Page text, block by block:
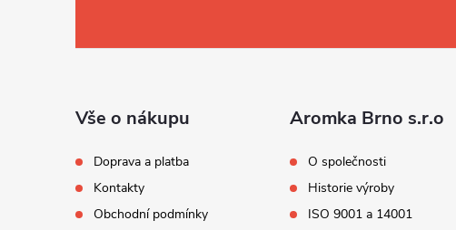
Vše o nákupu
Doprava a platba
Kontakty
Obchodní podmínky
Aromka Brno s.r.o
O společnosti
Historie výroby
ISO 9001 a 14001